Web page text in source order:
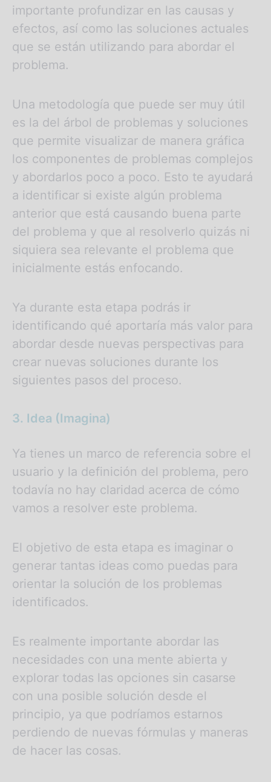
importante profundizar en las causas y
efectos, así como las soluciones actuales
que se están utilizando para abordar el
problema.
Una metodología que puede ser muy útil
es la del árbol de problemas y soluciones
que permite visualizar de manera gráfica
los componentes de problemas complejos
y abordarlos poco a poco. Esto te ayudará
a identificar si existe algún problema
anterior que está causando buena parte
del problema y que al resolverlo quizás ni
siquiera sea relevante el problema que
inicialmente estás enfocando.
Ya durante esta etapa podrás ir
identificando qué aportaría más valor para
abordar desde nuevas perspectivas para
crear nuevas soluciones durante los
siguientes pasos del proceso.
3. Idea (Imagina)
Ya tienes un marco de referencia sobre el
usuario y la definición del problema, pero
todavía no hay claridad acerca de cómo
vamos a resolver este problema.
El objetivo de esta etapa es imaginar o
generar tantas ideas como puedas para
orientar la solución de los problemas
identificados.
Es realmente importante abordar las
necesidades con una mente abierta y
explorar todas las opciones sin casarse
con una posible solución desde el
principio, ya que podríamos estarnos
perdiendo de nuevas fórmulas y maneras
de hacer las cosas.